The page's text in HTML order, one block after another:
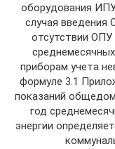
оборудования
случая введения
отсутствии
приборам учета
формуле 3.1
показаний
год
энергии